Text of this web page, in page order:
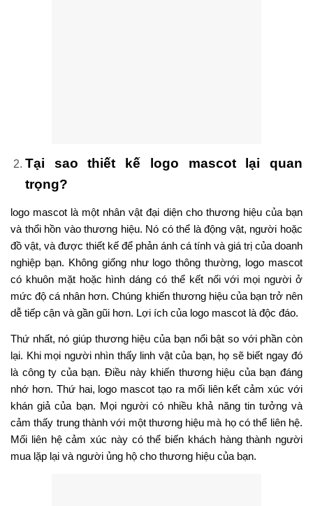
Tại sao thiết kế logo mascot lại quan
trọng?
logo mascot là một nhân vật đại diện cho thương hiệu của bạn
và thổi hồn vào thương hiệu. Nó có thể là động vật, người hoặc
đồ vật, và được thiết kế để phản ánh cá tính và giá trị của doanh
nghiệp bạn. Không giống như logo thông thường, logo mascot
có khuôn mặt hoặc hình dáng có thể kết nối với mọi người ở
mức độ cá nhân hơn. Chúng khiến thương hiệu của bạn trở nên
dễ tiếp cận và gần gũi hơn. Lợi ích của logo mascot là độc đáo.
Thứ nhất, nó giúp thương hiệu của bạn nổi bật so với phần còn
lại. Khi mọi người nhìn thấy linh vật của bạn, họ sẽ biết ngay đó
là công ty của bạn. Điều này khiến thương hiệu của bạn đáng
nhớ hơn. Thứ hai, logo mascot tạo ra mối liên kết cảm xúc với
khán giả của bạn. Mọi người có nhiều khả năng tin tưởng và
cảm thấy trung thành với một thương hiệu mà họ có thể liên hệ.
Mối liên hệ cảm xúc này có thể biến khách hàng thành người
mua lặp lại và người ủng hộ cho thương hiệu của bạn.